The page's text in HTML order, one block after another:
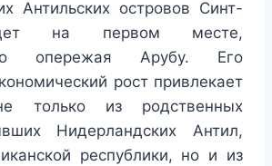
Антильских островов Синт-
на первом месте,
опережая Арубу. Его
рост привлекает
только из родственных
Нидерландских Антил,
республики, но и из